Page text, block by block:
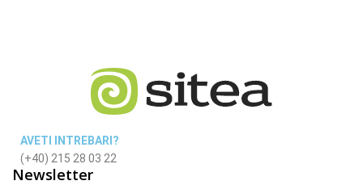
AVETI INTREBARI?
(+40) 215 28 03 22
Newsletter